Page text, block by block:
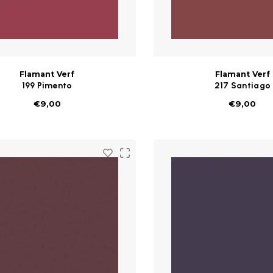
Flamant Verf
199 Pimento
€9,00
Flamant Verf
217 Santiago
€9,00